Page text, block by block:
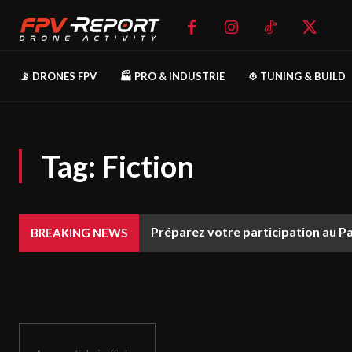
📡 DRONES FPV 🏭 PRO & INDUSTRIE ⚙️ TUNING & BUILD
Tag: Fiction
BREAKING NEWS Préparez votre participation au